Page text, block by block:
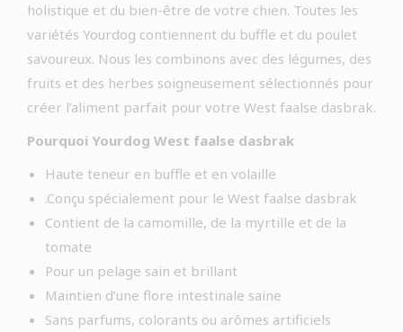
holistique et du bien-être de votre chien. Toutes les
variétés Yourdog contiennent du buffle et du poulet
savoureux. Nous les combinons avec des légumes, des
fruits et des herbes soigneusement sélectionnés pour
créer l’aliment parfait pour votre West faalse dasbrak.
Pourquoi Yourdog West faalse dasbrak
Haute teneur en buffle et en volaille
.Conçu spécialement pour le West faalse dasbrak
Contient de la camomille, de la myrtille et de la
tomate
Pour un pelage sain et brillant
Maintien d’une flore intestinale saine
Sans parfums, colorants ou arômes artificiels